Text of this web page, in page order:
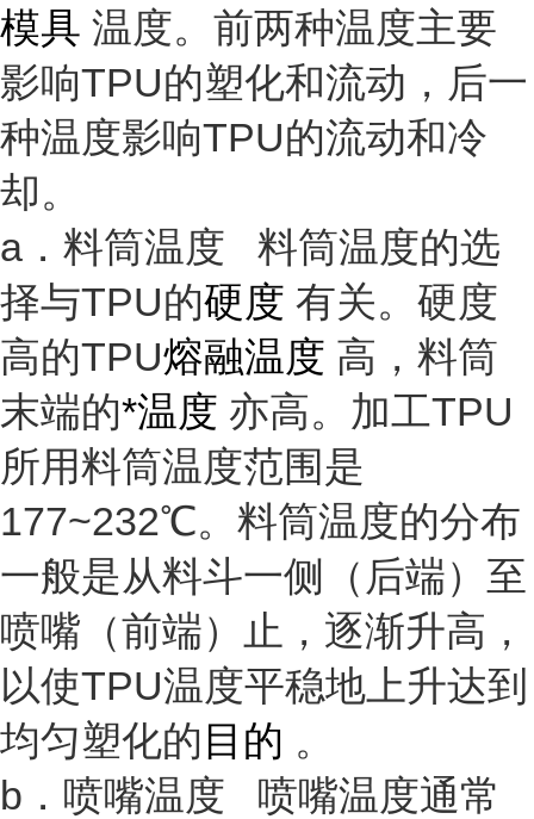
模具 温度。前两种温度主要
影响TPU的塑化和流动，后一
种温度影响TPU的流动和冷
却。
a．料筒温度 料筒温度的选
择与TPU的硬度 有关。硬度
高的TPU熔融温度 高，料筒
末端的*温度 亦高。加工TPU
所用料筒温度范围是
177~232℃。料筒温度的分布
一般是从料斗一侧（后端）至
喷嘴（前端）止，逐渐升高，
以使TPU温度平稳地上升达到
均匀塑化的 目的 。
b．喷嘴温度 喷嘴温度通常